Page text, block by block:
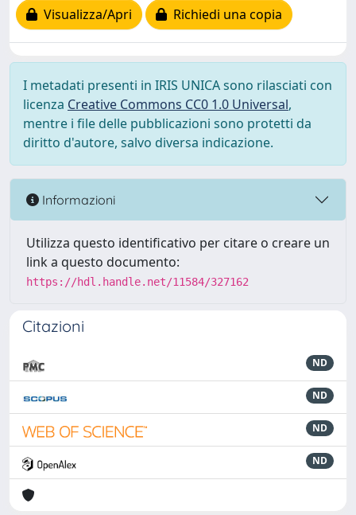
Visualizza/Apri
Richiedi una copia
I metadati presenti in IRIS UNICA sono rilasciati con
licenza Creative Commons CC0 1.0 Universal,
mentre i file delle pubblicazioni sono protetti da
diritto d'autore, salvo diversa indicazione.
Informazioni
Utilizza questo identificativo per citare o creare un
link a questo documento:
https://hdl.handle.net/11584/327162
Citazioni
ND
ND
ND
ND